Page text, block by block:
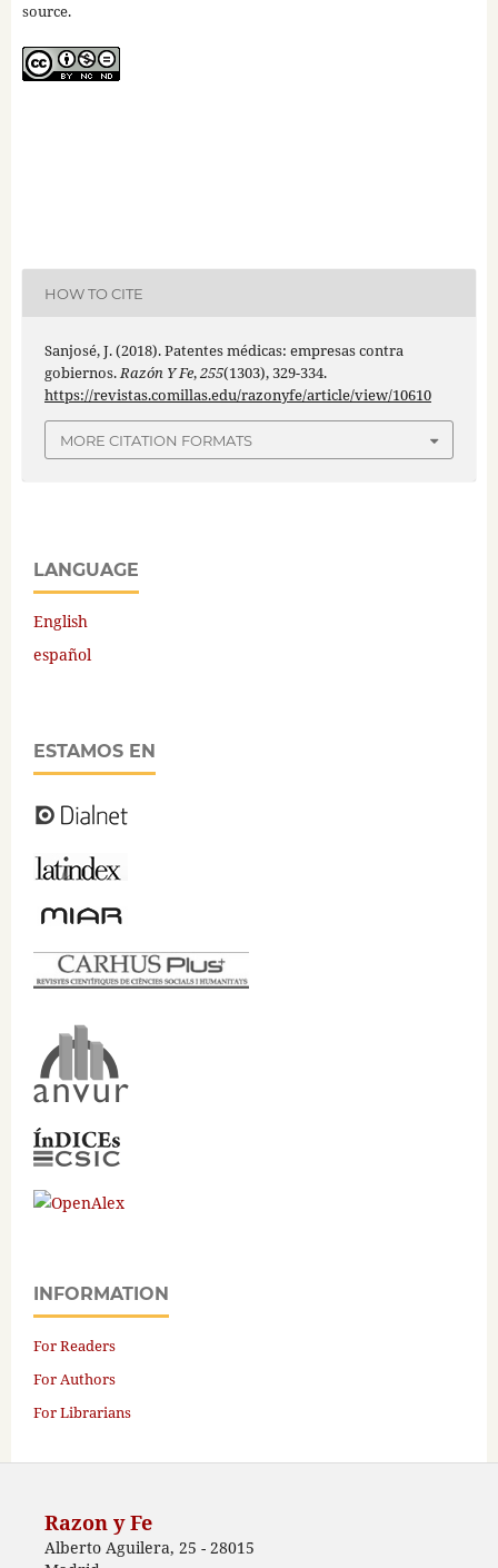
source.
HOW TO CITE
Sanjosé, J. (2018). Patentes médicas: empresas contra
gobiernos.Razón Y Fe,255(1303), 329-334.
https://revistas.comillas.edu/razonyfe/article/view/10610
MORE CITATION FORMATS
LANGUAGE
English
español
ESTAMOS EN
INFORMATION
For Readers
For Authors
For Librarians
Razon y Fe
Alberto Aguilera, 25 - 28015